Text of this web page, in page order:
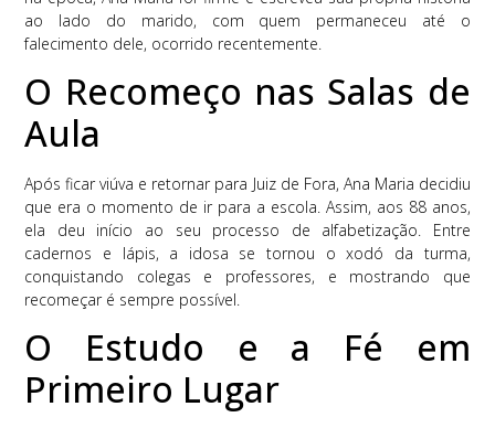
ao lado do marido, com quem permaneceu até o
falecimento dele, ocorrido recentemente.
O Recomeço nas Salas de
Aula
Após ficar viúva e retornar para Juiz de Fora, Ana Maria decidiu
que era o momento de ir para a escola. Assim, aos 88 anos,
ela deu início ao seu processo de alfabetização. Entre
cadernos e lápis, a idosa se tornou o xodó da turma,
conquistando colegas e professores, e mostrando que
recomeçar é sempre possível.
O Estudo e a Fé em
Primeiro Lugar